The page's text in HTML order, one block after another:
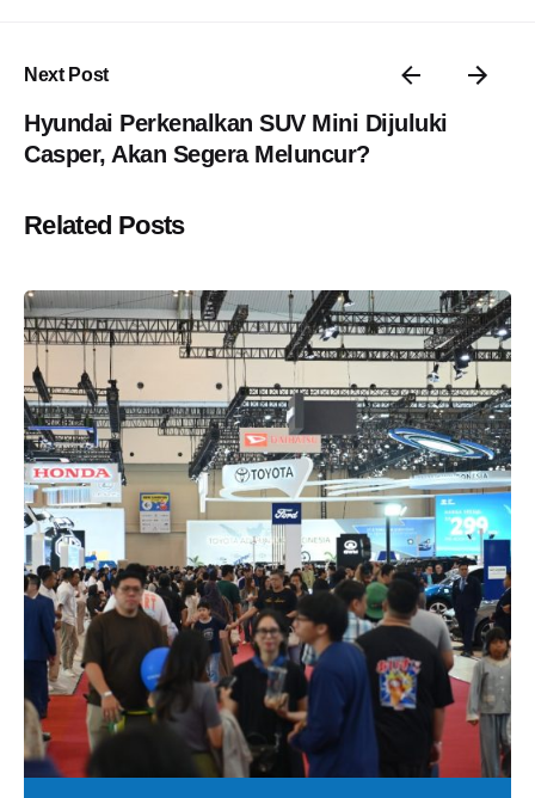
Next Post
Hyundai Perkenalkan SUV Mini Dijuluki
Casper, Akan Segera Meluncur?
Related Posts
Posted by